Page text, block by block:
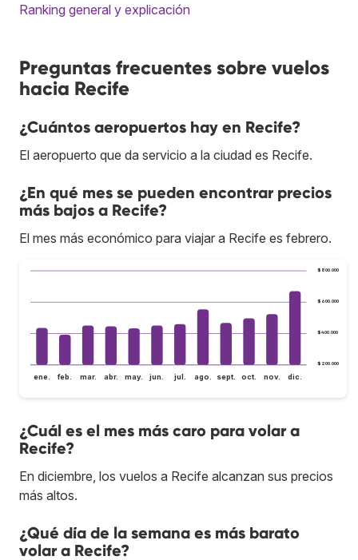
Ranking general y explicación
Preguntas frecuentes sobre vuelos
hacia Recife
¿Cuántos aeropuertos hay en Recife?
El aeropuerto que da servicio a la ciudad es Recife.
¿En qué mes se pueden encontrar precios
más bajos a Recife?
El mes más económico para viajar a Recife es febrero.
$200.000
$400.000
$600.000
$800.000
ene. feb. mar. abr. may. jun. jul. ago. sept. oct. nov. dic.
¿Cuál es el mes más caro para volar a
Recife?
En diciembre, los vuelos a Recife alcanzan sus precios
más altos.
¿Qué día de la semana es más barato
volar a Recife?